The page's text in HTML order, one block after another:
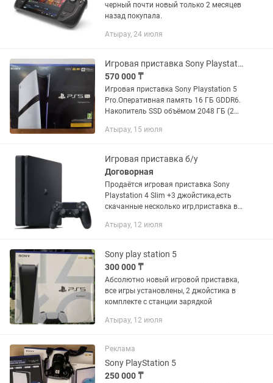
черный почти новый только 2 месяцев
назад покупала.
Атырау, 24 июля
Игровая приставка Sony Playstation 5 Pro
570 000 ₸
Игровая приставка Sony Playstation 5
Pro.Оперативная память 16 ГБ GDDR6.
Накопитель SSD объёмом 2048 ГБ (2
Атырау, 15 июля
Игровая приставка б/у
Договорная
Продаётся игровая приставка Sony
Playstation 4 Slim +3 джойстика,есть
скачанные несколько игр,приставка в
Атырау, 12 июля
Sony play station 5
300 000 ₸
Абсолютно новый игровой приставка,
все игры установлены, 2 джойстика в
комплекте с станции зарядкой
Атырау, 12 июля
Реклама
Sony PlayStation 5
250 000 ₸